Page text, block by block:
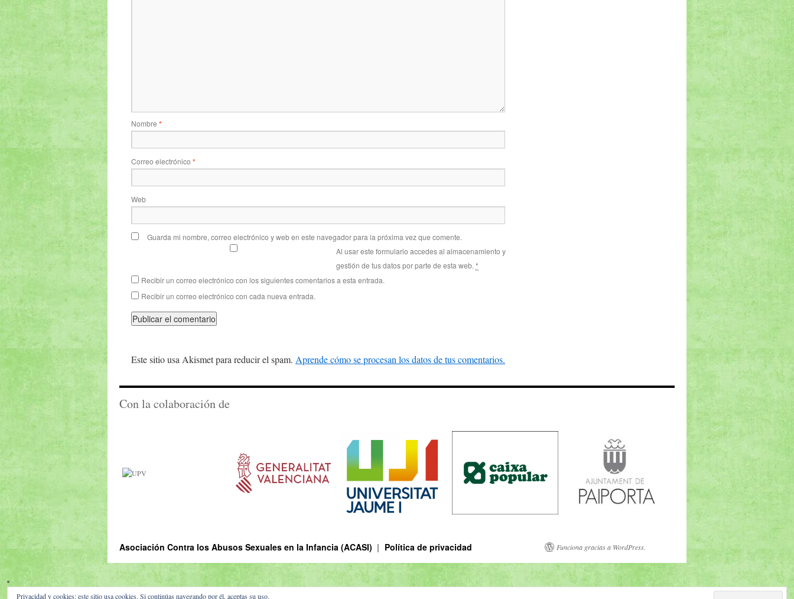
Nombre *
Correo electrónico *
Web
Guarda mi nombre, correo electrónico y web en este navegador para la próxima vez que comente.
Al usar este formulario accedes al almacenamiento y
gestión de tus datos por parte de esta web. *
Recibir un correo electrónico con los siguientes comentarios a esta entrada.
Recibir un correo electrónico con cada nueva entrada.
Este sitio usa Akismet para reducir el spam. Aprende cómo se procesan los datos de tus comentarios.
Con la colaboración de
Asociación Contra los Abusos Sexuales en la Infancia (ACASI) Política de privacidad Funciona gracias a WordPress.
Privacidad y cookies: este sitio usa cookies. Si continúas navegando por él, aceptas su uso.